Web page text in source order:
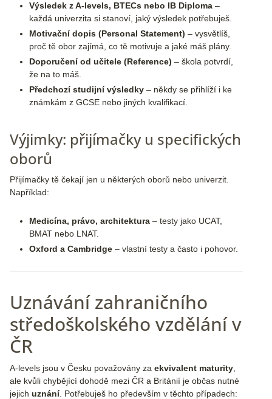
Výsledek z A-levels, BTECs nebo IB Diploma –
každá univerzita si stanoví, jaký výsledek potřebuješ.
Motivační dopis (Personal Statement) – vysvětlíš,
proč tě obor zajímá, co tě motivuje a jaké máš plány.
Doporučení od učitele (Reference) – škola potvrdí,
že na to máš.
Předchozí studijní výsledky – někdy se přihlíží i ke
známkám z GCSE nebo jiných kvalifikací.
Výjimky: přijímačky u specifických
oborů
Přijímačky tě čekají jen u některých oborů nebo univerzit.
Například:
Medicína, právo, architektura – testy jako UCAT,
BMAT nebo LNAT.
Oxford a Cambridge – vlastní testy a často i pohovor.
Uznávání zahraničního
středoškolského vzdělání v
ČR
A-levels jsou v Česku považovány za ekvivalent maturity
ale kvůli chybějící dohodě mezi ČR a Británií je občas nutné
jejich uznání. Potřebuješ ho především v těchto případech: